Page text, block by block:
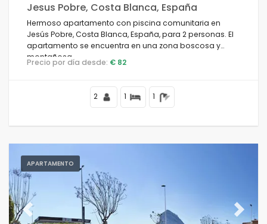
Servicios populares
Características
Calificaciones
Jesus Pobre, Costa Blanca, España
Hermoso apartamento con piscina comunitaria en
Jesús Pobre, Costa Blanca, España, para 2 personas. El
apartamento se encuentra en una zona boscosa y
montañosa.
Precio por día desde: € 82
2 1 1
APARTAMENTO
Previous Next